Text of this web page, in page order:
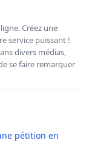
Créez une
service puissant !
divers médias,
se faire remarquer
pétition en